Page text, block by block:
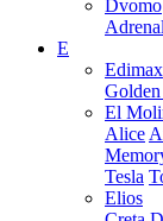
Dvomo
E
Edimax
El
Alice
Tesla
Elios